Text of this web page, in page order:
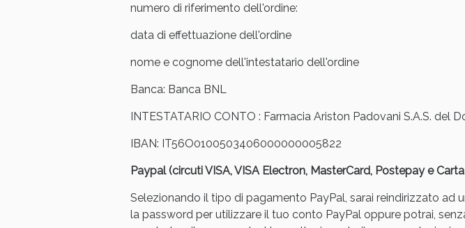
numero di riferimento dell'ordine:
data di effettuazione dell'ordine
nome e cognome dell'intestatario dell'ordine
Banca: Banca BNL
INTESTATARIO CONTO : Farmacia Ariston Padovani S.A.S. del
IBAN: IT56O0100503406000000005822
Paypal (circuti VISA, VISA Electron, MasterCard, Postepay e
Selezionando il tipo di pagamento PayPal, sarai reindirizzato ad
la password per utilizzare il tuo conto PayPal oppure potrai,
Vie Urinarie e